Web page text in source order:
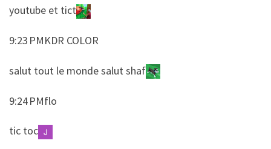
​​youtube et tict
9:23 PMKDR COLOR
​​salut tout le monde salut shaf
9:24 PMflo
​​tic toc